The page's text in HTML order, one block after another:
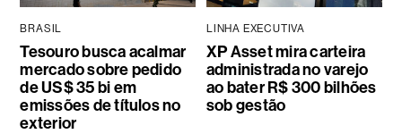
BRASIL
Tesouro busca acalmar
mercado sobre pedido
de US$ 35 bi em
emissões de títulos no
exterior
LINHA EXECUTIVA
XP Asset mira carteira
administrada no varejo
ao bater R$ 300 bilhões
sob gestão